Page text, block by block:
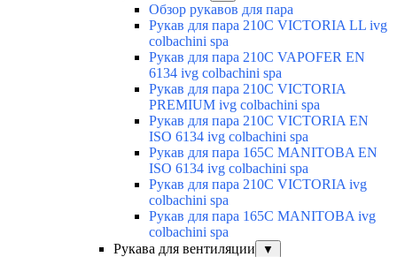
Обзор рукавов для пара
Рукав для пара 210C VICTORIA LL ivg
colbachini spa
Рукав для пара 210C VAPOFER EN
6134 ivg colbachini spa
Рукав для пара 210C VICTORIA
PREMIUM ivg colbachini spa
Рукав для пара 210C VICTORIA EN
ISO 6134 ivg colbachini spa
Рукав для пара 165C MANITOBA EN
ISO 6134 ivg colbachini spa
Рукав для пара 210C VICTORIA ivg
colbachini spa
Рукав для пара 165C MANITOBA ivg
colbachini spa
Рукава для вентиляции
▼